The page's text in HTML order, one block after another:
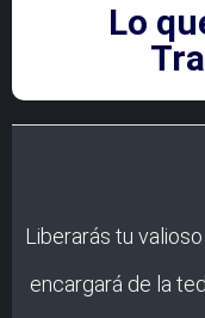
Lo
Liberarás tu
encargará de la